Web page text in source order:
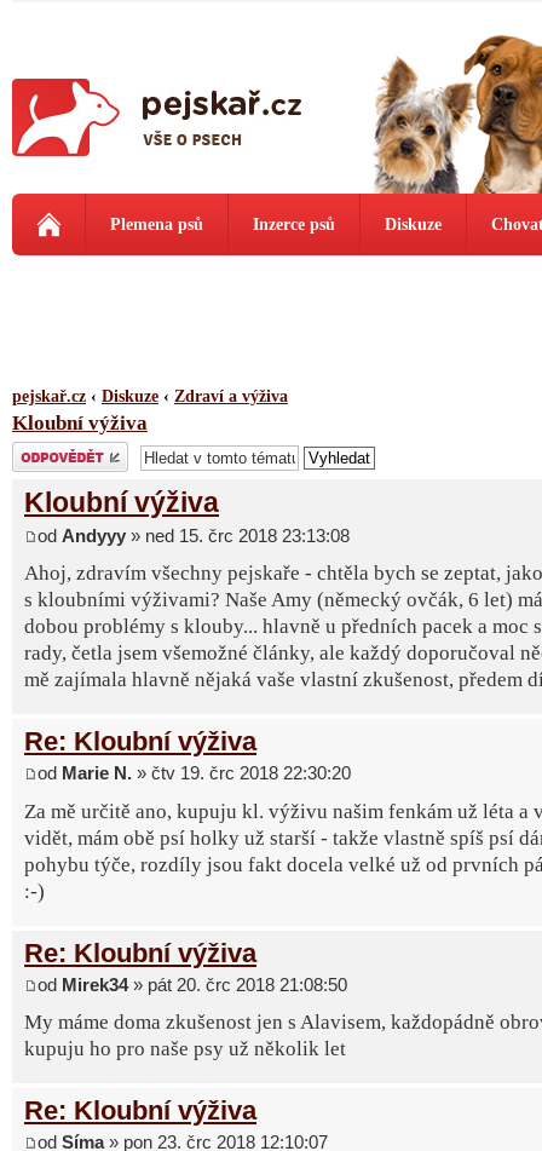
Plemena psů Inzerce psů Diskuze
pejskař.cz ‹ Diskuze ‹ Zdraví a výživa
Kloubní výživa
Odeslat odpověď
Kloubní výživa
od Andyyy » ned 15. črc 2018 23:13:08
Ahoj, zdravím všechny pejskaře - chtěla bych se zeptat,
s kloubními výživami? Naše Amy (německý ovčák, 6 let)
dobou problémy s klouby... hlavně u předních pacek a moc
rady, četla jsem všemožné články, ale každý doporučoval
mě zajímala hlavně nějaká vaše vlastní zkušenost, předem
Re: Kloubní výživa
od Marie N. » čtv 19. črc 2018 22:30:20
Za mě určitě ano, kupuju kl. výživu našim fenkám už léta a
vidět, mám obě psí holky už starší - takže vlastně spíš psí
pohybu týče, rozdíly jsou fakt docela velké už od prvních
:-)
Re: Kloubní výživa
od Mirek34» pát 20. črc 2018 21:08:50
My máme doma zkušenost jen s Alavisem, každopádně
kupuju ho pro naše psy už několik let
Re: Kloubní výživa
od Síma» pon 23. črc 2018 12:10:07